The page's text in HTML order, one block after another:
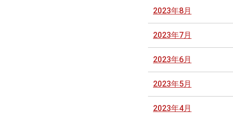
2023年8月
2023年7月
2023年6月
2023年5月
2023年4月